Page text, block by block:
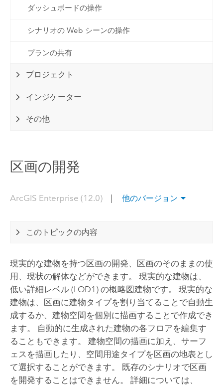
ダッシュボードの操作
シナリオの Web シーンの操作
プランの共有
プロジェクト
インジケーター
その他
区画の開発
ArcGIS Enterprise (12.0) 他のバージョン
このトピックの内容
現実的な建物を持つ区画の開発、区画のそのままの使
用、現状の解体などができます。 現実的な建物は、
低い詳細レベル (LOD1) の概略図建物です。 現実的な
建物は、区画に建物タイプを割り当てることで自動生
成するか、建物空間を個別に描画することで作成でき
ます。 自動的に生成された建物の各フロアを編集す
ることもできます。 建物空間の描画に加え、サーフ
ェスを描画したり、空間用途タイプを区画の地表とし
て選択することができます。 既存のシナリオで区画
を開発することはできません。 詳細については、